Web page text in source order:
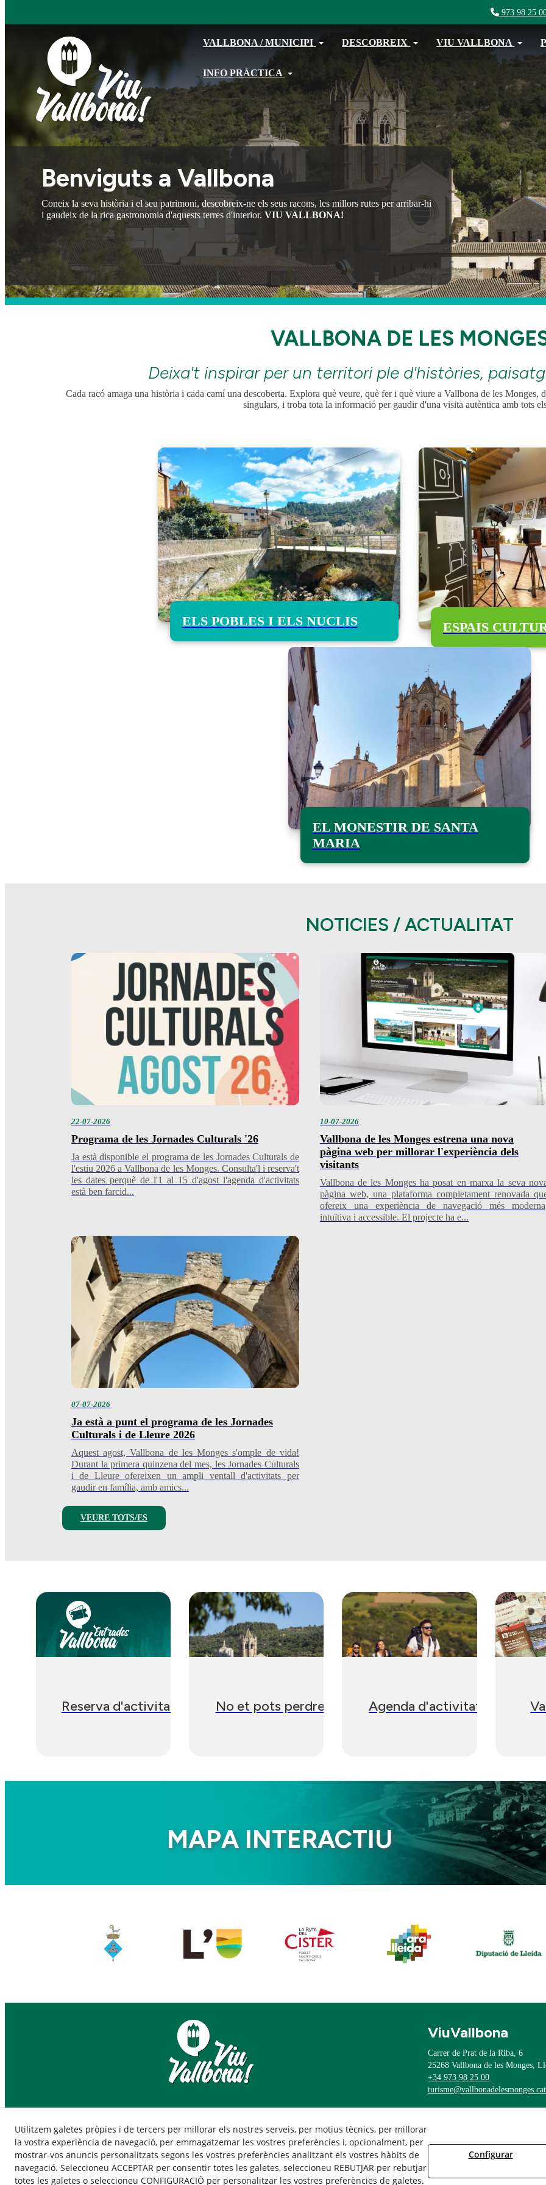
973 98 25
VALLBONA / MUNICIPI DESCOBREIX VIU VALLBONA
INFO PRÀCTICA
Benviguts a Vallbona
Coneix la seva història i el seu patrimoni, descobreix-ne els seus racons, les millors rutes per arribar-hi
i gaudeix de la rica gastronomia d'aquests terres d'interior. VIU VALLBONA!
VALLBONA DE LES
Deixa't inspirar per un territori ple d'històries,
Cada racó amaga una història i cada camí una descoberta. Explora què veure, què fer i què viure a Vallbona de les Monges,
singulars, i troba tota la informació per gaudir d'una visita autèntica amb tots
ELS POBLES I ELS NUCLIS ESPAIS
EL MONESTIR DE SANTA
MARIA
NOTICIES / ACTUALITAT
Programa de les Jornades Culturals '26
Ja està disponible el programa de les Jornades Culturals de
l'estiu 2026 a Vallbona de les Monges. Consulta'l i reserva't
les dates perquè de l'1 al 15 d'agost l'agenda d'activitats
està ben farcid...
22-07-2026
Vallbona de les Monges estrena una nova
pàgina web per millorar l'experiència dels
visitants
Vallbona de les Monges ha posat en marxa la seva
pàgina web, una plataforma completament renovada
ofereix una experiència de navegació més
intuïtiva i accessible. El projecte ha e...
10-07-2026
Ja està a punt el programa de les Jornades
Culturals i de Lleure 2026
Aquest agost, Vallbona de les Monges s'omple de vida!
Durant la primera quinzena del mes, les Jornades Culturals
i de Lleure ofereixen un ampli ventall d'activitats per
gaudir en família, amb amics...
07-07-2026
VEURE TOTS/ES
Reserva d'activitats No et pots perdre... Agenda d'activitats
MAPA INTERACTIU
ViuVallbona
Carrer de Prat de la Riba, 6
25268 Vallbona de les Monges,
+34 973 98 25 00
turisme@vallbonadelesmonges.cat
Política Cookies
Política de Privacitat
© 08/2026 Ajuntament de Vallbona de les Monges - Tots els drets reservats.
Utilitzem galetes pròpies i de tercers per millorar els nostres serveis, per motius tècnics, per millorar
la vostra experiència de navegació, per emmagatzemar les vostres preferències i, opcionalment, per
mostrar-vos anuncis personalitzats segons les vostres preferències analitzant els vostres hàbits de
navegació. Seleccioneu ACCEPTAR per consentir totes les galetes, seleccioneu REBUTJAR per rebutjar
totes les galetes o seleccioneu CONFIGURACIÓ per personalitzar les vostres preferències de galetes.
Configurar